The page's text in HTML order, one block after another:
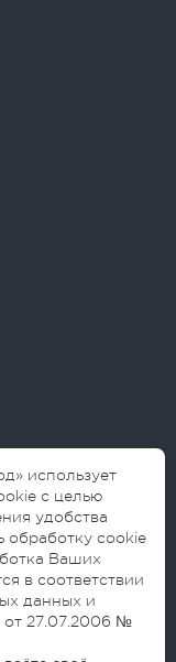
использует
с целью
удобства
обработку cookie
Ваших
в соответствии
данных и
от 27.07.2006 №